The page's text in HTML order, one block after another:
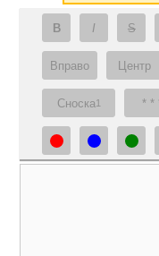
B I S
Вправо Центр
Сноска1 * *